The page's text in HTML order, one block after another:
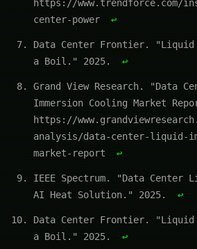
https://www.trendforce.com/
center-power
↩
Data Center Frontier. "Liquid
a Boil." 2025.
↩
Grand View Research. "Data
Immersion Cooling Market
https://
analysis/data-center-liquid-
market-report
↩
IEEE Spectrum. "Data Center
AI Heat Solution." 2025.
↩
Data Center Frontier. "Liquid
a Boil." 2025.
↩